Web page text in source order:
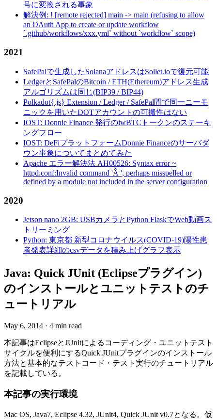
号に変換される事象
解決例: ! [remote rejected] main -> main (refusing to allow
an OAuth App to create or update workflow
`.github/workflows/xxx.yml` without `workflow` scope)
2021
SafePalで生成したSolanaアドレスはSollet.ioで復元可能
LedgerとSafePalのBitcoin / ETH(Ethereum)アドレス生成
アルゴリズムは同じ(BIP39 / BIP44)
Polkadot{.js} Extension / Ledger / SafePal間で同一ニーモ
ニックを用いたDOTアカウントの可搬性はない
IOST: Donnie Finance 発行のiwBTCトークンのステーキ
ングフロー
IOST: DeFiプラットフォームDonnie Financeのサーバダ
ウン事象についてまとめてみた
Apache エラー解決法 AH00526: Syntax error ~
httpd.conf:Invalid command 'Â ', perhaps misspelled or
defined by a module not included in the server configuration
2020
Jetson nano 2GB: USBカメラとPython FlaskでWeb動画ス
トリーミング
Python: 東京都 新型コロナウイルス(COVID-19)陽性患
者発表詳細のcsvデータを積み上げグラフ表示
Java: Quick JUnit (Eclipseプラグイン)
のインストールとユニットテストのチ
ュートリアル
May 6, 2014 · 4 min read
本記事はEclipseとJUnitによるコーディング・ユニットテスト
サイクルを便利にするQuick JUnitプラグインのインストール
方法と基本的なテストコード・テスト実行のチュートリアル
を記載している。
本記事の実行環境
Mac OS, Java7, Eclipse 4.32, JUnit4, Quick JUnit v0.7となる。仮